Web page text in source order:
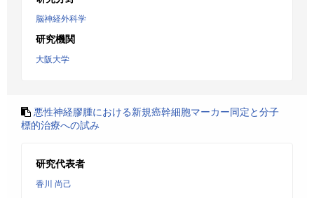
脳神経外科学
研究機関
大阪大学
悪性神経膠腫における新規癌幹細胞マーカー同定と分子
標的治療への試み
研究代表者
香川 尚己